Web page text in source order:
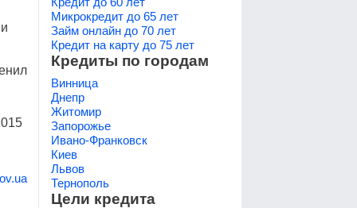
Микрокредит до 65 лет
Займ онлайн до 70 лет
Кредит на карту до 75 лет
Кредиты по городам
Винница
Днепр
Житомир
Запорожье
Ивано-Франковск
Киев
Львов
Тернополь
Цели кредита